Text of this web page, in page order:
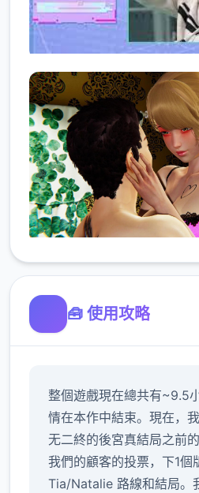
🧰 使用攻略
整個遊戲現在總共有~9.5
情在本作中結束。現在，
无二終的後宮真結局之前
我們的顧客的投票，下1個
Tia/Natalie 路線和結局。